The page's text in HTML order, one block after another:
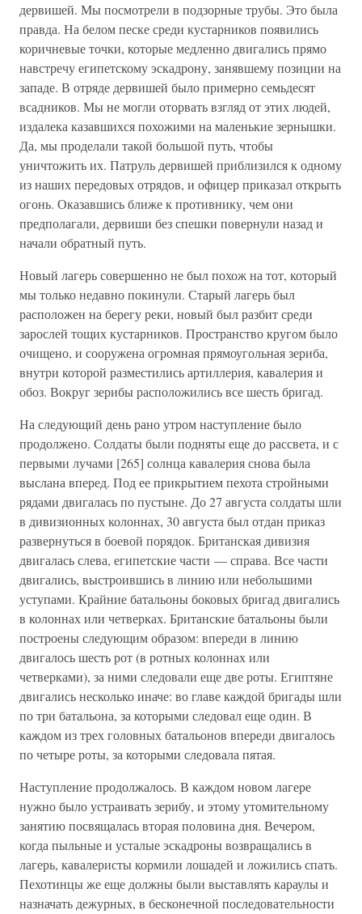
дервишей. Мы посмотрели в подзорные трубы. Это была
правда. На белом песке среди кустарников появились
коричневые точки, которые медленно двигались прямо
навстречу египетскому эскадрону, занявшему позиции на
западе. В отряде дервишей было примерно семьдесят
всадников. Мы не могли оторвать взгляд от этих людей,
издалека казавшихся похожими на маленькие зернышки.
Да, мы проделали такой большой путь, чтобы
уничтожить их. Патруль дервишей приблизился к одному
из наших передовых отрядов, и офицер приказал открыть
огонь. Оказавшись ближе к противнику, чем они
предполагали, дервиши без спешки повернули назад и
начали обратный путь.
Новый лагерь совершенно не был похож на тот, который
мы только недавно покинули. Старый лагерь был
расположен на берегу реки, новый был разбит среди
зарослей тощих кустарников. Пространство кругом было
очищено, и сооружена огромная прямоугольная зериба,
внутри которой разместились артиллерия, кавалерия и
обоз. Вокруг зерибы расположились все шесть бригад.
На следующий день рано утром наступление было
продолжено. Солдаты были подняты еще до рассвета, и с
первыми лучами [265] солнца кавалерия снова была
выслана вперед. Под ее прикрытием пехота стройными
рядами двигалась по пустыне. До 27 августа солдаты шли
в дивизионных колоннах, 30 августа был отдан приказ
развернуться в боевой порядок. Британская дивизия
двигалась слева, египетские части — справа. Все части
двигались, выстроившись в линию или небольшими
уступами. Крайние батальоны боковых бригад двигались
в колоннах или четверках. Британские батальоны были
построены следующим образом: впереди в линию
двигалось шесть рот (в ротных колоннах или
четверками), за ними следовали еще две роты. Египтяне
двигались несколько иначе: во главе каждой бригады шли
по три батальона, за которыми следовал еще один. В
каждом из трех головных батальонов впереди двигалось
по четыре роты, за которыми следовала пятая.
Наступление продолжалось. В каждом новом лагере
нужно было устраивать зерибу, и этому утомительному
занятию посвящалась вторая половина дня. Вечером,
когда пыльные и усталые эскадроны возвращались в
лагерь, кавалеристы кормили лошадей и ложились спать.
Пехотинцы же еще должны были выставлять караулы и
назначать дежурных, в бесконечной последовательности